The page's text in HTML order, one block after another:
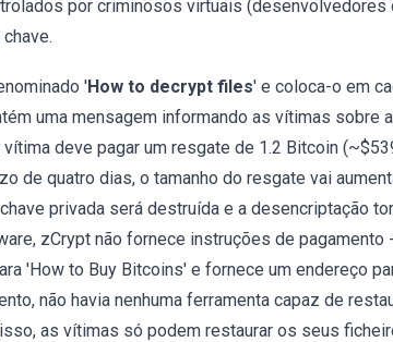
por criminosos virtuais (desenvolvedores
'How to decrypt files' e coloca-o em
uma mensagem informando as vítimas sobre
deve pagar um resgate de 1.2 Bitcoin
de quatro dias, o tamanho do resgate vai
privada será destruída e a desencriptação
zCrypt não fornece instruções de pagamento
'How to Buy Bitcoins' e fornece um endereço
não havia nenhuma ferramenta capaz de
as vítimas só podem restaurar os seus